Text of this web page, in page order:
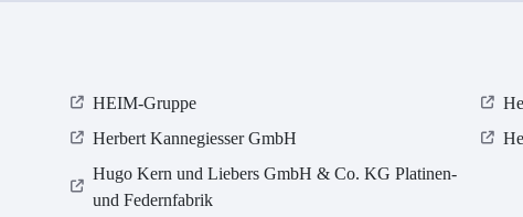
HEIM-Gruppe
Herbert Kannegiesser GmbH
Hugo Kern und Liebers GmbH & Co. KG Platinen-
und Federnfabrik